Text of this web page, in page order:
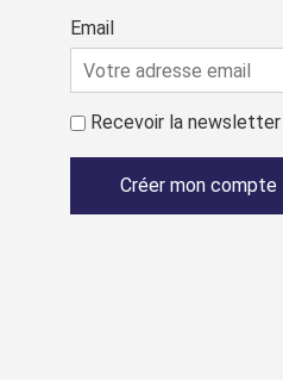
Email
Recevoir la newsletter